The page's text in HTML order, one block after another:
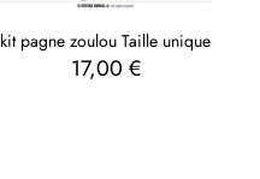
kit pagne zoulou Taille unique
17,00 €